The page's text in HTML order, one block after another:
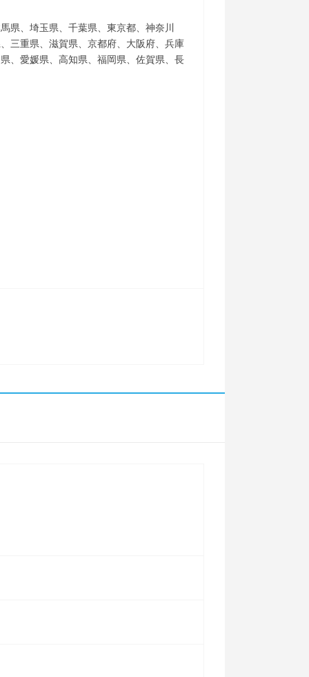
県、埼玉県、千葉県、東京都、神奈川
三重県、滋賀県、京都府、大阪府、兵庫
、愛媛県、高知県、福岡県、佐賀県、長